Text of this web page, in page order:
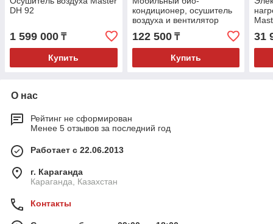
DH 92
1 599 000 ₸
Купить
кондиционер, осушитель
воздуха и вентилятор
Master DF 20 P
122 500₸
Купить
31
О нас
Рейтинг не сформирован
Менее 5 отзывов за последний год
Работает с 22.06.2013
г. Караганда
Караганда, Казахстан
Контакты